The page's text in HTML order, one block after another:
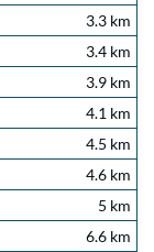
3.3 km
3.4 km
3.9 km
4.1 km
4.5 km
4.6 km
5 km
6.6 km